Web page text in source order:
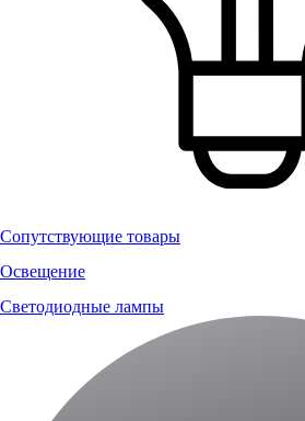
Сопутствующие товары
Освещение
Светодиодные лампы